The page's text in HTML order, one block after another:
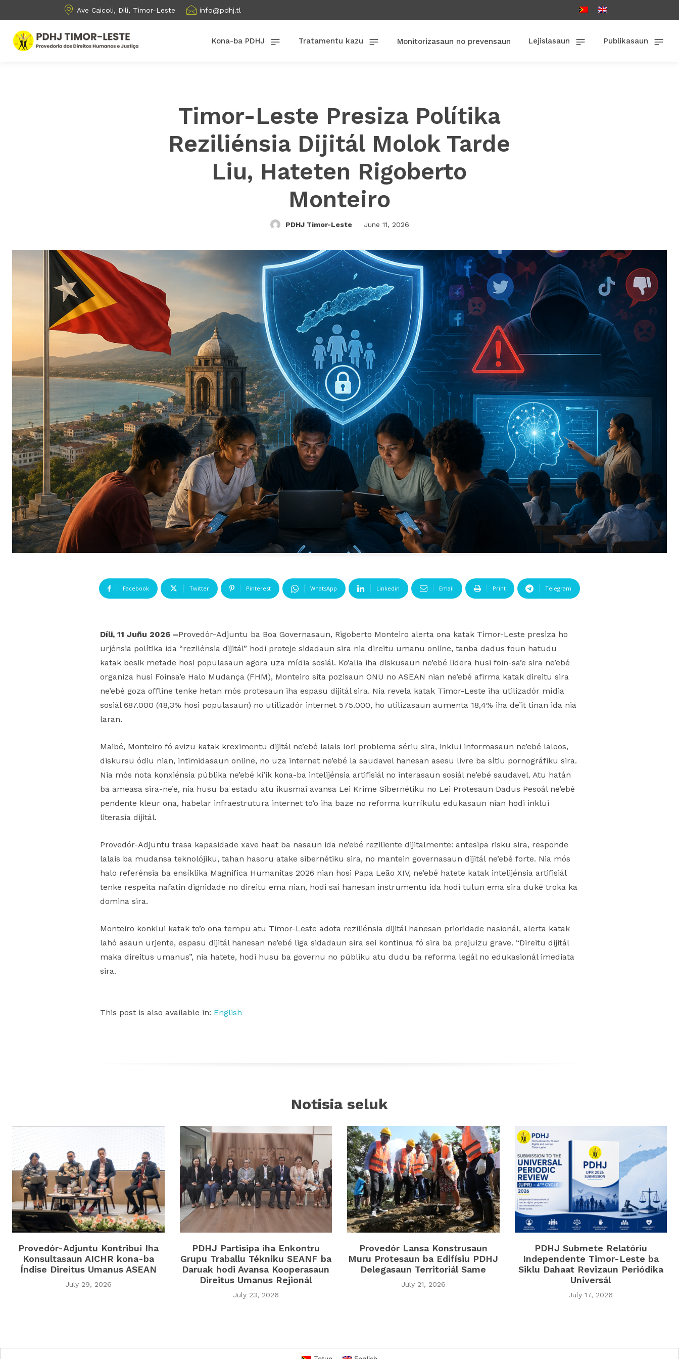
Ave Caicoli, Dili, Timor-Leste info@pdhj.tl
Kona-ba PDHJ Tratamentu kazu Monitorizasaun no prevensaun Lejislasaun Publikasaun
Timor-Leste Presiza Polítika
Reziliénsia Dijitál Molok Tarde
Liu, Hateten Rigoberto
Monteiro
PDHJ Timor-Leste June 11, 2026
Facebook Twitter Pinterest WhatsApp Linkedin Email Print Telegram
Díli, 11 Juñu 2026 –Provedór-Adjuntu ba Boa Governasaun, Rigoberto Monteiro alerta ona katak Timor-Leste presiza ho
urjénsia polítika ida “rezilénsia dijitál” hodi proteje sidadaun sira nia direitu umanu online, tanba dadus foun hatudu
katak besik metade hosi populasaun agora uza mídia sosiál. Ko’alia iha diskusaun ne’ebé lidera husi foin-sa’e sira ne’ebé
organiza husi Foinsa’e Halo Mudança (FHM), Monteiro sita pozisaun ONU no ASEAN nian ne’ebé afirma katak direitu sira
ne’ebé goza offline tenke hetan mós protesaun iha espasu dijitál sira. Nia revela katak Timor-Leste iha utilizadór mídia
sosiál 687.000 (48,3% hosi populasaun) no utilizadór internet 575.000, ho utilizasaun aumenta 18,4% iha de’it tinan ida nia
laran.
Maibé, Monteiro fó avizu katak kreximentu dijitál ne’ebé lalais lori problema sériu sira, inklui informasaun ne’ebé laloos,
diskursu ódiu nian, intimidasaun online, no uza internet ne’ebé la saudavel hanesan asesu livre ba sítiu pornográfiku sira.
Nia mós nota konxiénsia públika ne’ebé ki’ik kona-ba intelijénsia artifisiál no interasaun sosiál ne’ebé saudavel. Atu hatán
ba ameasa sira-ne’e, nia husu ba estadu atu ikusmai avansa Lei Krime Sibernétiku no Lei Protesaun Dadus Pesoál ne’ebé
pendente kleur ona, habelar infraestrutura internet to’o iha baze no reforma kurríkulu edukasaun nian hodi inklui
literasia dijitál.
Provedór-Adjuntu trasa kapasidade xave haat ba nasaun ida ne’ebé reziliente dijitalmente: antesipa risku sira, responde
lalais ba mudansa teknolójiku, tahan hasoru atake sibernétiku sira, no mantein governasaun dijitál ne’ebé forte. Nia mós
halo referénsia ba ensíklika Magnifica Humanitas 2026 nian hosi Papa Leão XIV, ne’ebé hatete katak intelijénsia artifisiál
tenke respeita nafatin dignidade no direitu ema nian, hodi sai hanesan instrumentu ida hodi tulun ema sira duké troka ka
domina sira.
Monteiro konklui katak to’o ona tempu atu Timor-Leste adota reziliénsia dijitál hanesan prioridade nasionál, alerta katak
lahó asaun urjente, espasu dijitál hanesan ne’ebé liga sidadaun sira sei kontinua fó sira ba prejuizu grave. “Direitu dijitál
maka direitus umanus”, nia hatete, hodi husu ba governu no públiku atu dudu ba reforma legál no edukasionál imediata
sira.
This post is also available in: English
Notisia seluk
Provedór-Adjuntu Kontribui Iha
Konsultasaun AICHR kona-ba
Índise Direitus Umanus ASEAN
July 29, 2026
PDHJ Partisipa iha Enkontru
Grupu Traballu Tékniku SEANF ba
Daruak hodi Avansa Kooperasaun
Direitus Umanus Rejionál
July 23, 2026
Provedór Lansa Konstrusaun
Muru Protesaun ba Edifísiu PDHJ
Delegasaun Territoriál Same
July 21, 2026
PDHJ Submete Relatóriu
Independente Timor-Leste ba
Siklu Dahaat Revizaun Periódika
Universál
July 17, 2026